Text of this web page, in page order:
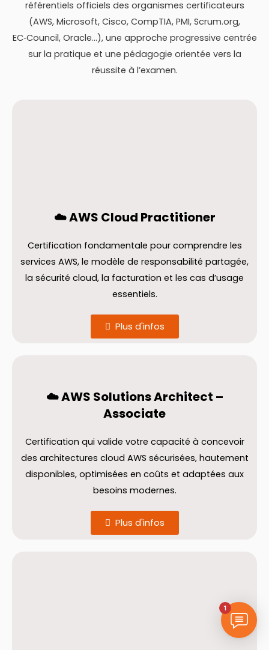
référentiels officiels des organismes certificateurs
(AWS, Microsoft, Cisco, CompTIA, PMI, Scrum.org,
EC‑Council, Oracle…), une approche progressive centrée
sur la pratique et une pédagogie orientée vers la
réussite à l’examen.
☁️ AWS Cloud Practitioner
Certification fondamentale pour comprendre les
services AWS, le modèle de responsabilité partagée,
la sécurité cloud, la facturation et les cas d’usage
essentiels.
Plus d'infos
☁️ AWS Solutions Architect –
Associate
Certification qui valide votre capacité à concevoir
des architectures cloud AWS sécurisées, hautement
disponibles, optimisées en coûts et adaptées aux
besoins modernes.
Plus d'infos
1